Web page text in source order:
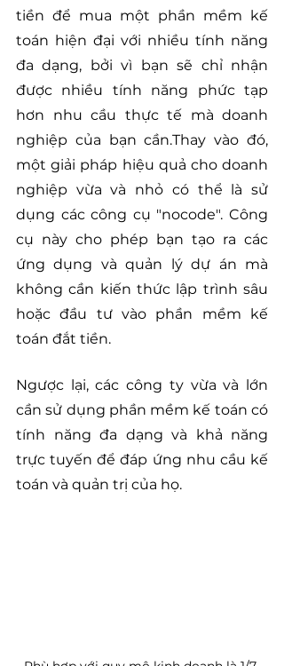
tiền để mua một phần mềm kế
toán hiện đại với nhiều tính năng
đa dạng, bởi vì bạn sẽ chỉ nhận
được nhiều tính năng phức tạp
hơn nhu cầu thực tế mà doanh
nghiệp của bạn cần.Thay vào đó,
một giải pháp hiệu quả cho doanh
nghiệp vừa và nhỏ có thể là sử
dụng các công cụ "nocode". Công
cụ này cho phép bạn tạo ra các
ứng dụng và quản lý dự án mà
không cần kiến thức lập trình sâu
hoặc đầu tư vào phần mềm kế
toán đắt tiền.
Ngược lại, các công ty vừa và lớn
cần sử dụng phần mềm kế toán có
tính năng đa dạng và khả năng
trực tuyến để đáp ứng nhu cầu kế
toán và quản trị của họ.